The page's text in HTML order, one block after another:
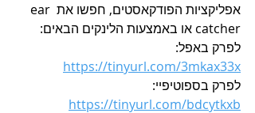
אפליקציות הפודקאסטים, חפשו את ear
catcher או באמצעות הלינקים הבאים:
לפרק באפל:
https://tinyurl.com/3mkax33x
לפרק בספוטיפיי:
https://tinyurl.com/bdcytkxb